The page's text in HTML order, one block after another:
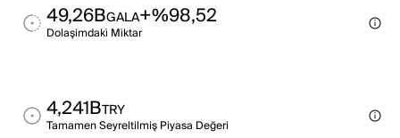
49,26BGALA+%98,52
Dolaşimdaki̇ Mi̇ktar
4,241BTRY
Tamamen Seyreltilmiş Piyasa Değeri